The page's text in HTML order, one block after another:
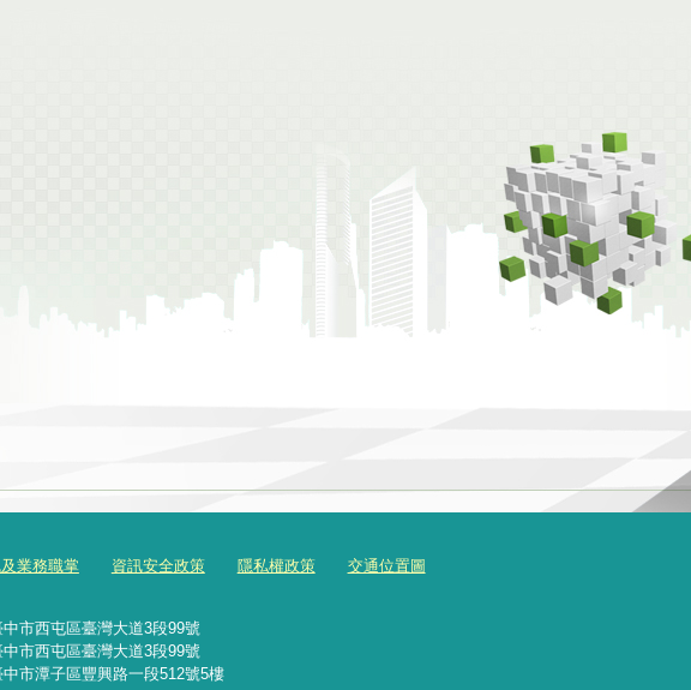
業務職掌 資訊安全政策 隱私權政策 交通位置圖
中市西屯區臺灣大道3段99號
市西屯區臺灣大道3段99號
市潭子區豐興路一段512號5樓